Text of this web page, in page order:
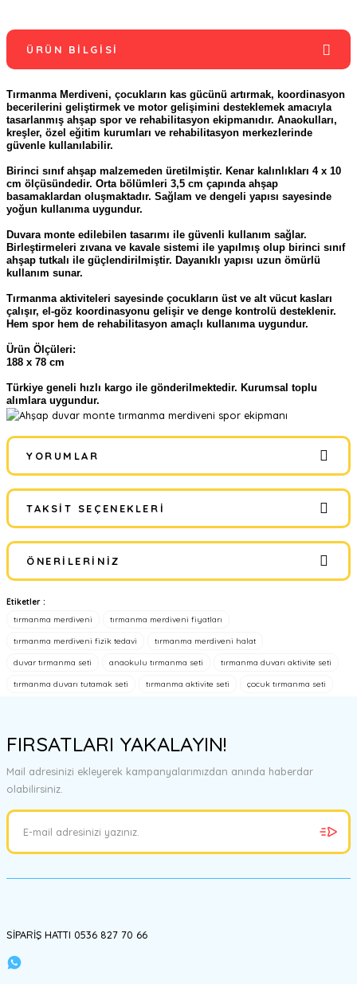
ÜRÜN BILGISI
Tırmanma Merdiveni, çocukların kas gücünü artırmak, koordinasyon
becerilerini geliştirmek ve motor gelişimini desteklemek amacıyla
tasarlanmış ahşap spor ve rehabilitasyon ekipmanıdır. Anaokulları,
kreşler, özel eğitim kurumları ve rehabilitasyon merkezlerinde
güvenle kullanılabilir.
Birinci sınıf ahşap malzemeden üretilmiştir. Kenar kalınlıkları 4 x 10
cm ölçüsündedir. Orta bölümleri 3,5 cm çapında ahşap
basamaklardan oluşmaktadır. Sağlam ve dengeli yapısı sayesinde
yoğun kullanıma uygundur.
Duvara monte edilebilen tasarımı ile güvenli kullanım sağlar.
Birleştirmeleri zıvana ve kavale sistemi ile yapılmış olup birinci sınıf
ahşap tutkalı ile güçlendirilmiştir. Dayanıklı yapısı uzun ömürlü
kullanım sunar.
Tırmanma aktiviteleri sayesinde çocukların üst ve alt vücut kasları
çalışır, el-göz koordinasyonu gelişir ve denge kontrolü desteklenir.
Hem spor hem de rehabilitasyon amaçlı kullanıma uygundur.
Ürün Ölçüleri:
188 x 78 cm
Türkiye geneli hızlı kargo ile gönderilmektedir. Kurumsal toplu
alımlara uygundur.
YORUMLAR
Bu ürüne ilk yorumu siz yapın!
Yorum Yaz
TAKSIT SEÇENEKLERI
ÖNERILERINIZ
Bu ürünün fiyat bilgisi, resim, ürün açıklamalarında ve diğer
konularda yetersiz gördüğünüz noktaları öneri formunu kullanarak
tarafımıza iletebilirsiniz.
Ürün bilgilerinde hatalar bulunuyor.
Bu ürüne benzer farklı alternatifler olmalı.
Etiketler :
tırmanma merdiveni
tırmanma merdiveni fiyatları
tırmanma merdiveni fizik tedavi tırmanma merdiveni halat
duvar tırmanma seti anaokulu tırmanma seti tırmanma duvarı aktivite seti
tırmanma duvarı tutamak seti tırmanma aktivite seti çocuk tırmanma seti
FIRSATLARI YAKALAYIN!
Mail adresinizi ekleyerek kampanyalarımızdan anında haberdar
olabilirsiniz.
SİPARİŞ HATTI 0536 827 70 66